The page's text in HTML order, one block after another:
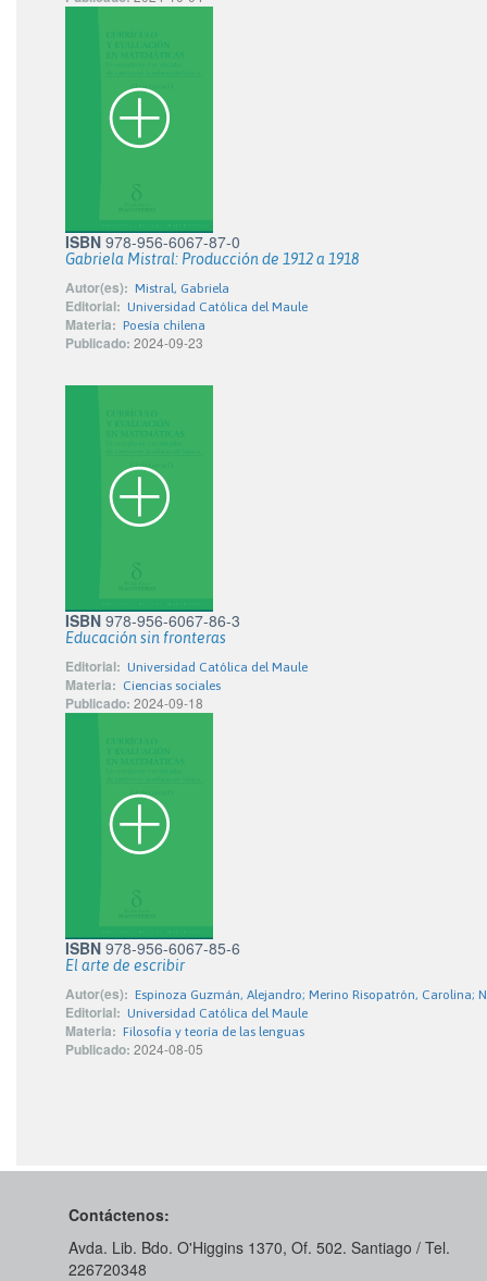
ISBN 978-956-6067-87-0
Gabriela Mistral: Producción de 1912 a 1918
Autor(es): Mistral, Gabriela
Editorial: Universidad Católica del Maule
Materia: Poesía chilena
Publicado: 2024-09-23
ISBN 978-956-6067-86-3
Educación sin fronteras
Editorial: Universidad Católica del Maule
Materia: Ciencias sociales
Publicado: 2024-09-18
ISBN 978-956-6067-85-6
El arte de escribir
Autor(es): Espinoza Guzmán, Alejandro; Merino Risopatrón, Carolina;
Editorial: Universidad Católica del Maule
Materia: Filosofía y teoría de las lenguas
Publicado: 2024-08-05
Contáctenos:
Avda. Lib. Bdo. O'Higgins 1370, Of. 502. Santiago / Tel.
226720348